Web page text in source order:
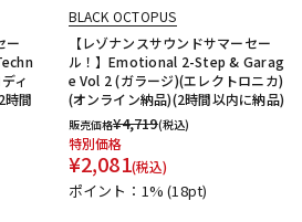
ー
ィ
時間
BLACK OCTOPUS
【レゾナンスサウンドサマーセー
ル！】Emotional 2-Step & Garag
e Vol 2 (ガラージ)(エレクトロニカ)
(オンライン納品)(2時間以内に納品)
販売価格¥4,719(税込)
特別価格
¥2,081(税込)
ポイント：1%(18pt)